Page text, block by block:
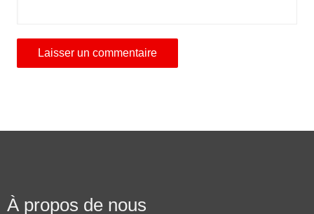
À propos de nous